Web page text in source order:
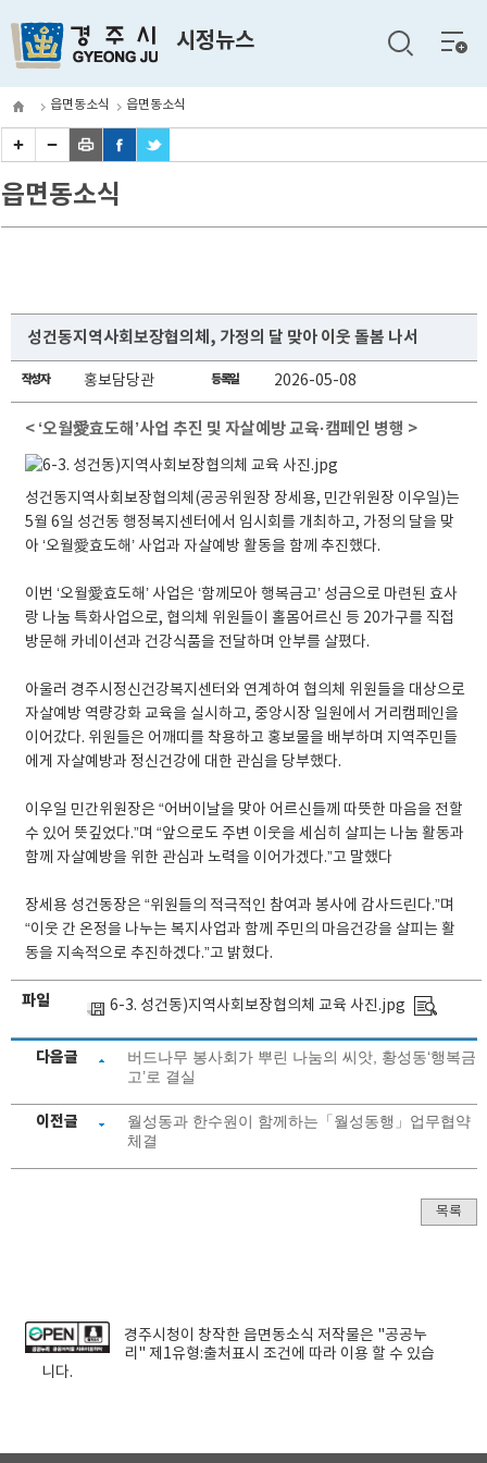
시정뉴스
전체
메뉴
읍면동소식 읍면동소식
읍면동소식
성건동지역사회보장협의체, 가정의 달 맞아 이웃 돌봄 나서
작성자 홍보담당관 등록일 2026-05-08
< ‘오월愛효도해’사업 추진 및 자살예방 교육·캠페인 병행 >
성건동지역사회보장협의체(공공위원장 장세용, 민간위원장 이우일)는
5월 6일 성건동 행정복지센터에서 임시회를 개최하고, 가정의 달을 맞
아 ‘오월愛효도해’ 사업과 자살예방 활동을 함께 추진했다.
이번 ‘오월愛효도해’ 사업은 ‘함께모아 행복금고’ 성금으로 마련된 효사
랑 나눔 특화사업으로, 협의체 위원들이 홀몸어르신 등 20가구를 직접
방문해 카네이션과 건강식품을 전달하며 안부를 살폈다.
아울러 경주시정신건강복지센터와 연계하여 협의체 위원들을 대상으로
자살예방 역량강화 교육을 실시하고, 중앙시장 일원에서 거리캠페인을
이어갔다. 위원들은 어깨띠를 착용하고 홍보물을 배부하며 지역주민들
에게 자살예방과 정신건강에 대한 관심을 당부했다.
이우일 민간위원장은 “어버이날을 맞아 어르신들께 따뜻한 마음을 전할
수 있어 뜻깊었다.”며 “앞으로도 주변 이웃을 세심히 살피는 나눔 활동과
함께 자살예방을 위한 관심과 노력을 이어가겠다.”고 말했다
장세용 성건동장은 “위원들의 적극적인 참여과 봉사에 감사드린다.”며
“이웃 간 온정을 나누는 복지사업과 함께 주민의 마음건강을 살피는 활
동을 지속적으로 추진하겠다.”고 밝혔다.
파일 6-3. 성건동)지역사회보장협의체 교육 사진.jpg
다음글
버드나무 봉사회가 뿌린 나눔의 씨앗, 황성동‘행복금
고’로 결실
이전글
월성동과 한수원이 함께하는「월성동행」업무협약
체결
목록
경주시청이 창작한읍면동소식 저작물은 "공공누
리"제1유형:출처표시 조건에 따라 이용 할 수 있습
니다.